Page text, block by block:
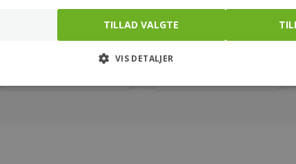
ikke dæmpbar
Varenr.: 5657050754
88,00 kr. 10,00 kr.
TILLAD VALGTE
VIS DETALJER